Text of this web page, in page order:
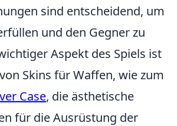
sind entscheidend, um
und den Gegner zu
Aspekt des Spiels ist
Skins für Waffen, wie zum
Case, die ästhetische
für die Ausrüstung der